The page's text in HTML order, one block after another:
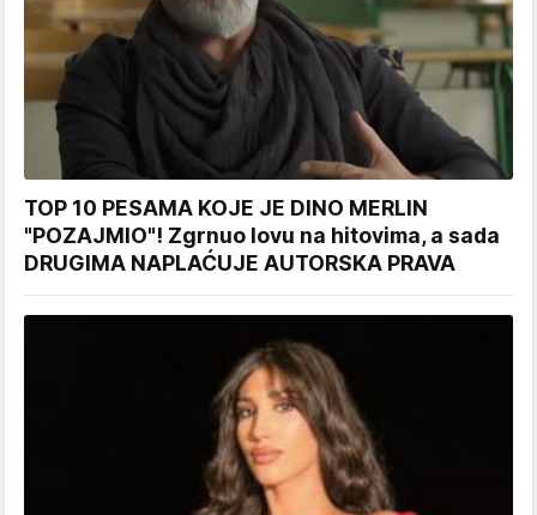
TOP 10 PESAMA KOJE JE DINO MERLIN
"POZAJMIO"! Zgrnuo lovu na hitovima, a sada
DRUGIMA NAPLAĆUJE AUTORSKA PRAVA